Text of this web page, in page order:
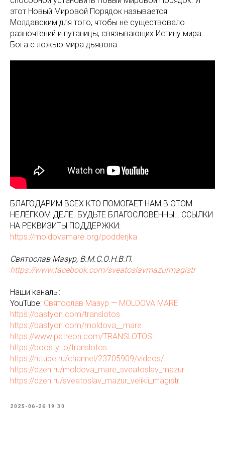
этот Новый Мировой Порядок называется
Молдавским для того, чтобы не существовало
разночтений и путаницы, связывающих Истину мира
Бога с ложью мира дьявола.
БЛАГОДАРИМ ВСЕХ КТО ПОМОГАЕТ НАМ В ЭТОМ
НЕЛЁГКОМ ДЕЛЕ. БУДЬТЕ БЛАГОСЛОВЕННЫ… ССЫЛКИ
НА РЕКВИЗИТЫ ПОДДЕРЖКИ:
https://moldovamare.org/podderjka
Святослав Мазур, В.М.С.О.Н.В.П.
https://www.facebook.com/sveatoslavmazurmagistr
Наши каналы:
YouTube: Святослав Мазур — MOLDOVA MARE
https://bastyon.com/translotos
https://bastyon.com/moldova__mare
https://www.patreon.com/TRANSLOTOS
https://boosty.to/translotos
https://rutube.ru/channel/23705909/videos/
https://dzen.ru/moldova_mare_sveatoslav_mazur
https://dzen.ru/sveatoslav_mazur_velikii_magistr
2025-06-26 19:30